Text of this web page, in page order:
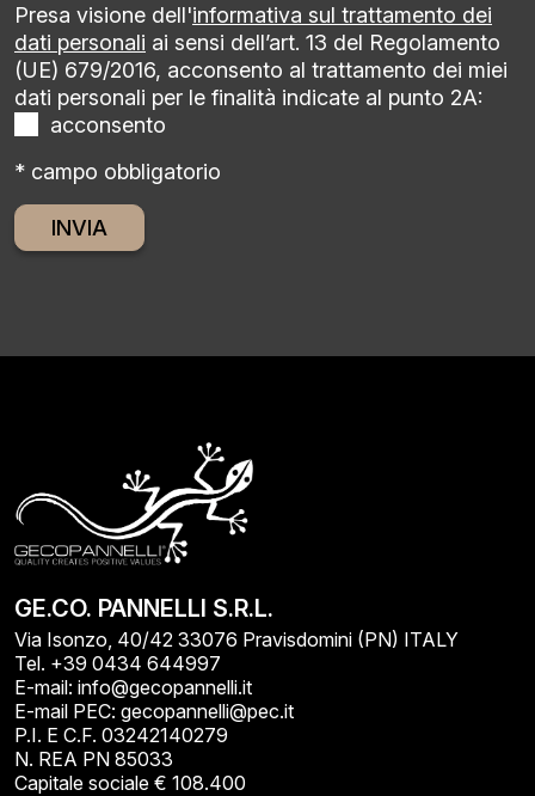
Presa visione dell'informativa sul trattamento dei
dati personali ai sensi dell’art. 13 del Regolamento
(UE) 679/2016, acconsento al trattamento dei miei
dati personali per le finalità indicate al punto 2A:
acconsento
* campo obbligatorio
GE.CO. PANNELLI S.R.L.
Via Isonzo, 40/42 33076 Pravisdomini (PN) ITALY
Tel. +39 0434 644997
E-mail: info@gecopannelli.it
E-mail PEC: gecopannelli@pec.it
P.I. E C.F. 03242140279
N. REA PN 85033
Capitale sociale € 108.400